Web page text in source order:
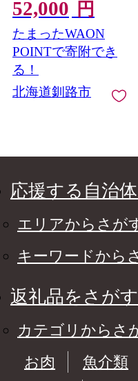
52,000 円
たまったWAON
POINTで寄附でき
る！
北海道釧路市
応援する自治
エリアからさが
キーワードから
返礼品をさがす
カテゴリからさ
お肉
魚介類